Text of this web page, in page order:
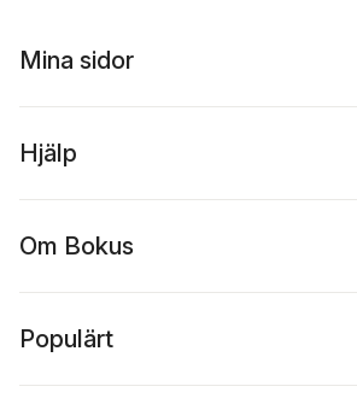
Mina sidor
Hjälp
Om Bokus
Populärt